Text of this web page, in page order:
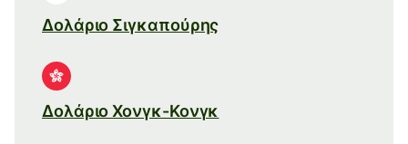
Δολάριο Σιγκαπούρης
Δολάριο Χονγκ-Κονγκ